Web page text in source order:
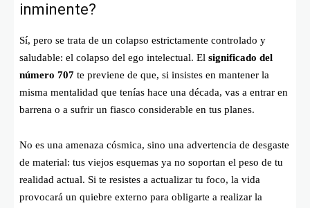
inminente?
Sí, pero se trata de un colapso estrictamente controlado y
saludable: el colapso del ego intelectual. El significado del
número 707 te previene de que, si insistes en mantener la
misma mentalidad que tenías hace una década, vas a entrar en
barrena o a sufrir un fiasco considerable en tus planes.
No es una amenaza cósmica, sino una advertencia de desgaste
de material: tus viejos esquemas ya no soportan el peso de tu
realidad actual. Si te resistes a actualizar tu foco, la vida
provocará un quiebre externo para obligarte a realizar la